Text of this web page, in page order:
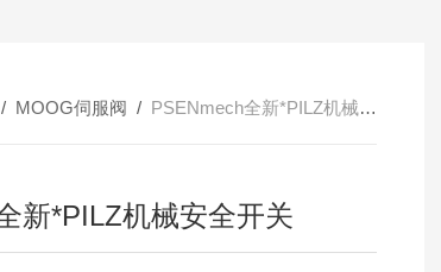
/ MOOG伺服阀 / PSENmech全新*PILZ机械安全开关
新*PILZ机械安全开关